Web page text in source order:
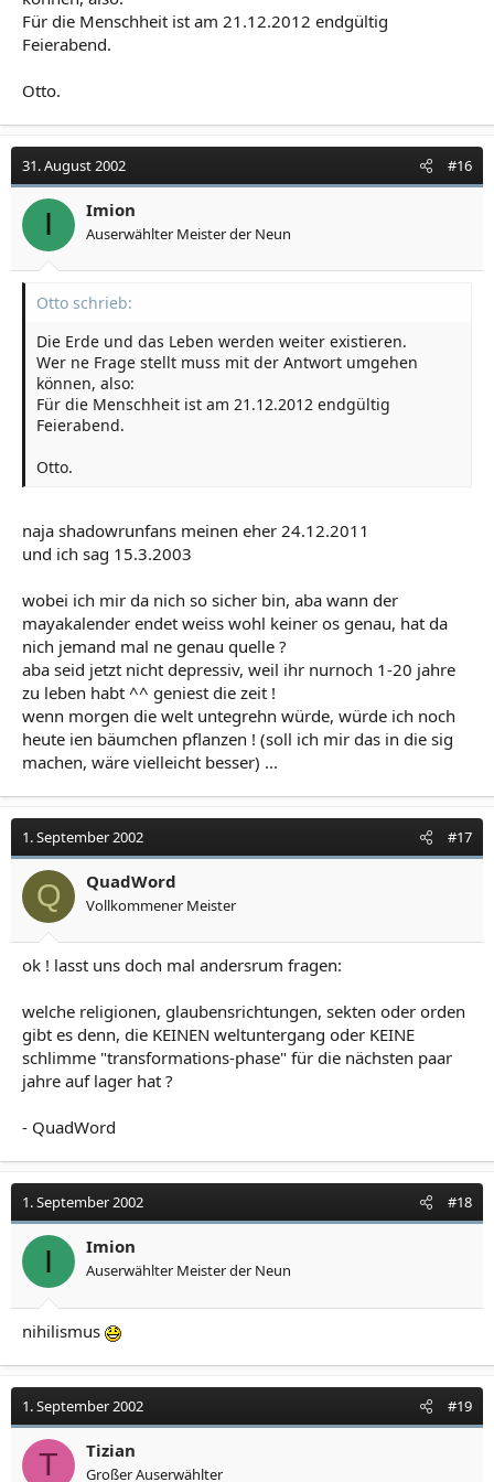
Für die Menschheit ist am 21.12.2012 endgültig
Feierabend.
Otto.
31. August 2002 #16
I Imion
Auserwählter Meister der Neun
Otto schrieb:
Die Erde und das Leben werden weiter existieren.
Wer ne Frage stellt muss mit der Antwort umgehen
können, also:
Für die Menschheit ist am 21.12.2012 endgültig
Feierabend.
Otto.
naja shadowrunfans meinen eher 24.12.2011
und ich sag 15.3.2003
wobei ich mir da nich so sicher bin, aba wann der
mayakalender endet weiss wohl keiner os genau, hat da
nich jemand mal ne genau quelle ?
aba seid jetzt nicht depressiv, weil ihr nurnoch 1-20 jahre
zu leben habt ^^ geniest die zeit !
wenn morgen die welt untegrehn würde, würde ich noch
heute ien bäumchen pflanzen ! (soll ich mir das in die sig
machen, wäre vielleicht besser) ...
1. September 2002 #17
Q QuadWord
Vollkommener Meister
ok ! lasst uns doch mal andersrum fragen:
welche religionen, glaubensrichtungen, sekten oder orden
gibt es denn, die KEINEN weltuntergang oder KEINE
schlimme "transformations-phase" für die nächsten paar
jahre auf lager hat ?
- QuadWord
1. September 2002 #18
I Imion
Auserwählter Meister der Neun
nihilismus
1. September 2002 #19
T Tizian
Großer Auserwählter